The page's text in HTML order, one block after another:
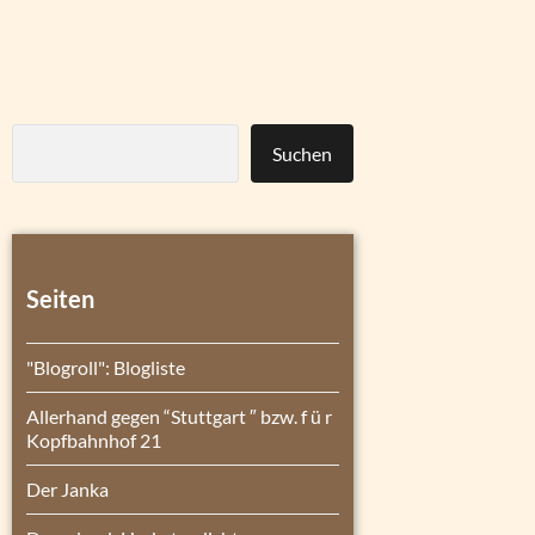
Suchen
Seiten
"Blogroll": Blogliste
Allerhand gegen “Stuttgart ″ bzw. f ü r
Kopfbahnhof 21
Der Janka